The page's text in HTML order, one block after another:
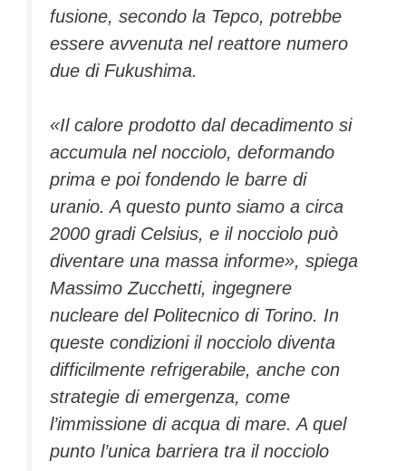
fusione, secondo la Tepco, potrebbe
essere avvenuta nel reattore numero
due di Fukushima.
«Il calore prodotto dal decadimento si
accumula nel nocciolo, deformando
prima e poi fondendo le barre di
uranio. A questo punto siamo a circa
2000 gradi Celsius, e il nocciolo può
diventare una massa informe», spiega
Massimo Zucchetti, ingegnere
nucleare del Politecnico di Torino. In
queste condizioni il nocciolo diventa
difficilmente refrigerabile, anche con
strategie di emergenza, come
l’immissione di acqua di mare. A quel
punto l’unica barriera tra il nocciolo